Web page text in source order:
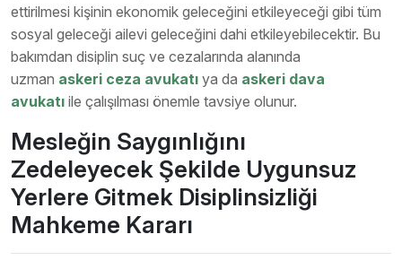
ettirilmesi kişinin ekonomik geleceğini etkileyeceği gibi tüm
sosyal geleceği ailevi geleceğini dahi etkileyebilecektir. Bu
bakımdan disiplin suç ve cezalarında alanında
uzman askeri ceza avukatı ya da askeri dava
avukatı ile çalışılması önemle tavsiye olunur.
Mesleğin Saygınlığını
Zedeleyecek Şekilde Uygunsuz
Yerlere Gitmek Disiplinsizliği
Mahkeme Kararı